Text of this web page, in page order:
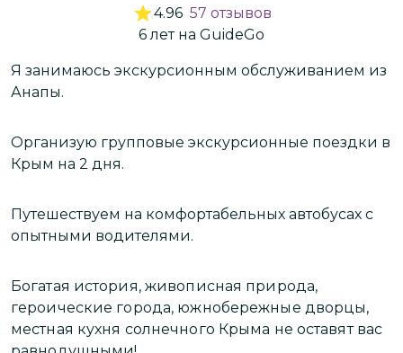
4.96 57 отзывов
6 летна GuideGo
Я занимаюсь экскурсионным обслуживанием из
Анапы.
Организую групповые экскурсионные поездки в
Крым на 2 дня.
Путешествуем на комфортабельных автобусах с
опытными водителями.
Богатая история, живописная природа,
героические города, южнобережные дворцы,
местная кухня солнечного Крыма не оставят вас